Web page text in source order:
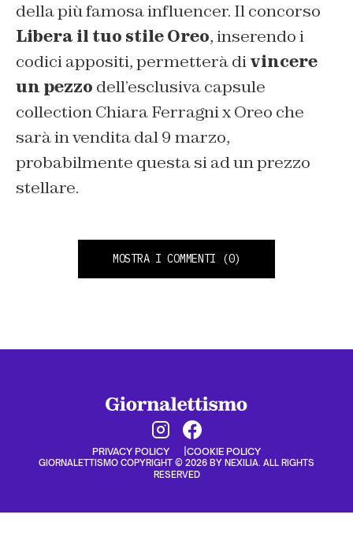
della più famosa influencer. Il concorso
Libera il tuo stile Oreo, inserendo i
codici appositi, permetterà divincere
un pezzo dell’esclusiva capsule
collectionChiara Ferragni x Oreo che
sarà in vendita dal 9 marzo,
probabilmente questa si ad un prezzo
stellare.
MOSTRA I COMMENTI (0)
PRIVACY POLICY COOKIE POLICY
GIORNALETTISMO COPYRIGHT © 2026 BY NEXILIA. ALL RIGHTS
RESERVED